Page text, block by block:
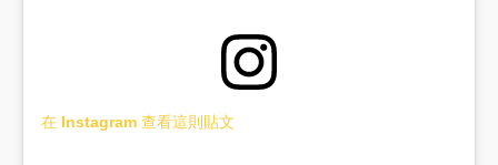
在 Instagram 查看這則貼文